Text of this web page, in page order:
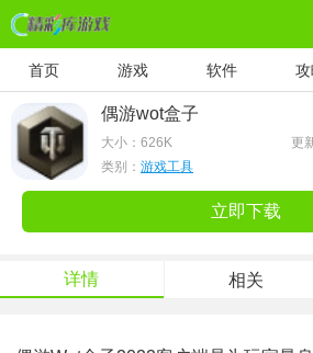
首页 游戏 软件
偶游wot盒子
大小： 626K
更
类别： 游戏工具
立即下载
详情 相关